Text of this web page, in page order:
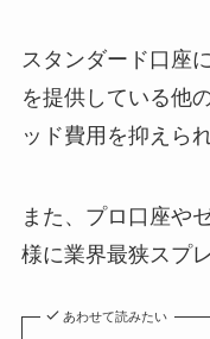
スタンダード口座
を提供している他
ッド費用を抑えら
また、プロ口座や
様に業界最狭スプ
あわせて読みたい